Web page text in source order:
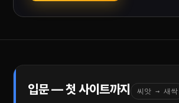
입문 — 첫 사이트까지 씨앗 → 새싹